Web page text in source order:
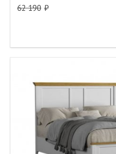
62 190